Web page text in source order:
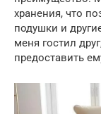
хранения, что
подушки и
меня гостил
предоставить